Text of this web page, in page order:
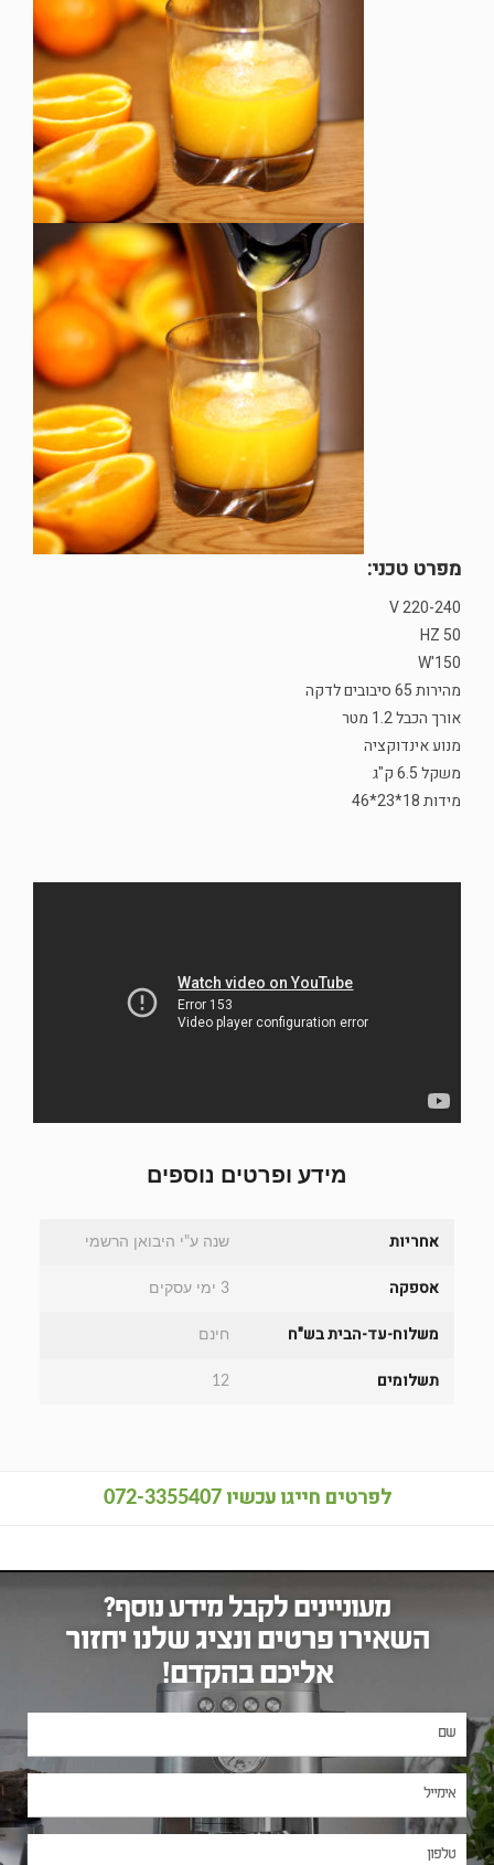
מפרט טכני:
220-240 V
50 HZ
150'W
מהירות 65 סיבובים לדקה
אורך הכבל 1.2 מטר
מנוע אינדוקציה
משקל 6.5 ק"ג
מידות 18*23*46
מידע ופרטים נוספים
אחריות שנה ע"י היבואן הרשמי
אספקה 3 ימי עסקים
משלוח-עד-הבית בש"ח חינם
תשלומים 12
לפרטים חייגו עכשיו072-3355407
מעוניינים לקבל מידע נוסף?
השאירו פרטים ונציג שלנו יחזור
אליכם בהקדם!